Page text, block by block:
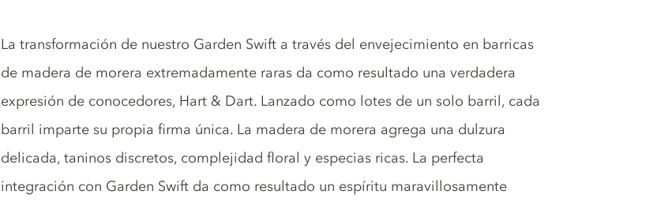
Gin description
La transformación de nuestro Garden Swift a través del envejecimiento en barricas
de madera de morera extremadamente raras da como resultado una verdadera
expresión de conocedores, Hart & Dart. Lanzado como lotes de un solo barril, cada
barril imparte su propia firma única. La madera de morera agrega una dulzura
delicada, taninos discretos, complejidad floral y especias ricas. La perfecta
integración con Garden Swift da como resultado un espíritu maravillosamente